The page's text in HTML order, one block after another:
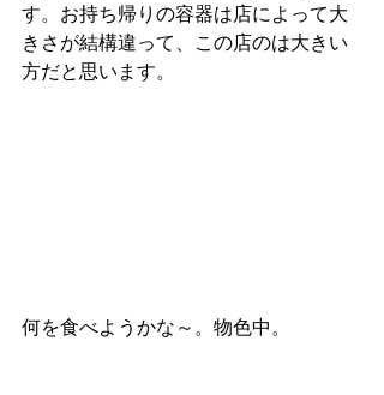
す。お持ち帰りの容器は店によって大
きさが結構違って、この店のは大きい
方だと思います。
何を食べようかな～。物色中。